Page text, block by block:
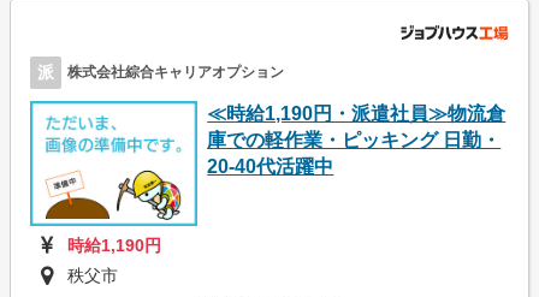
派 株式会社綜合キャリアオプション
≪時給1,190円・派遣社員≫物流倉
庫での軽作業・ピッキング 日勤・
20-40代活躍中
時給1,190円
秩父市